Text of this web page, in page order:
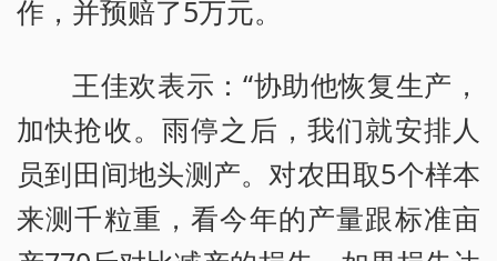
作，并预赔了5万元。
王佳欢表示：“协助他恢复生产，
加快抢收。雨停之后，我们就安排人
员到田间地头测产。对农田取5个样本
来测千粒重，看今年的产量跟标准亩